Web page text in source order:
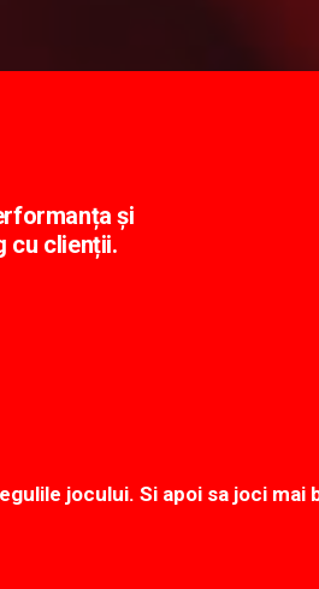
și
cu clienții.
jocului. Si apoi sa joci mai